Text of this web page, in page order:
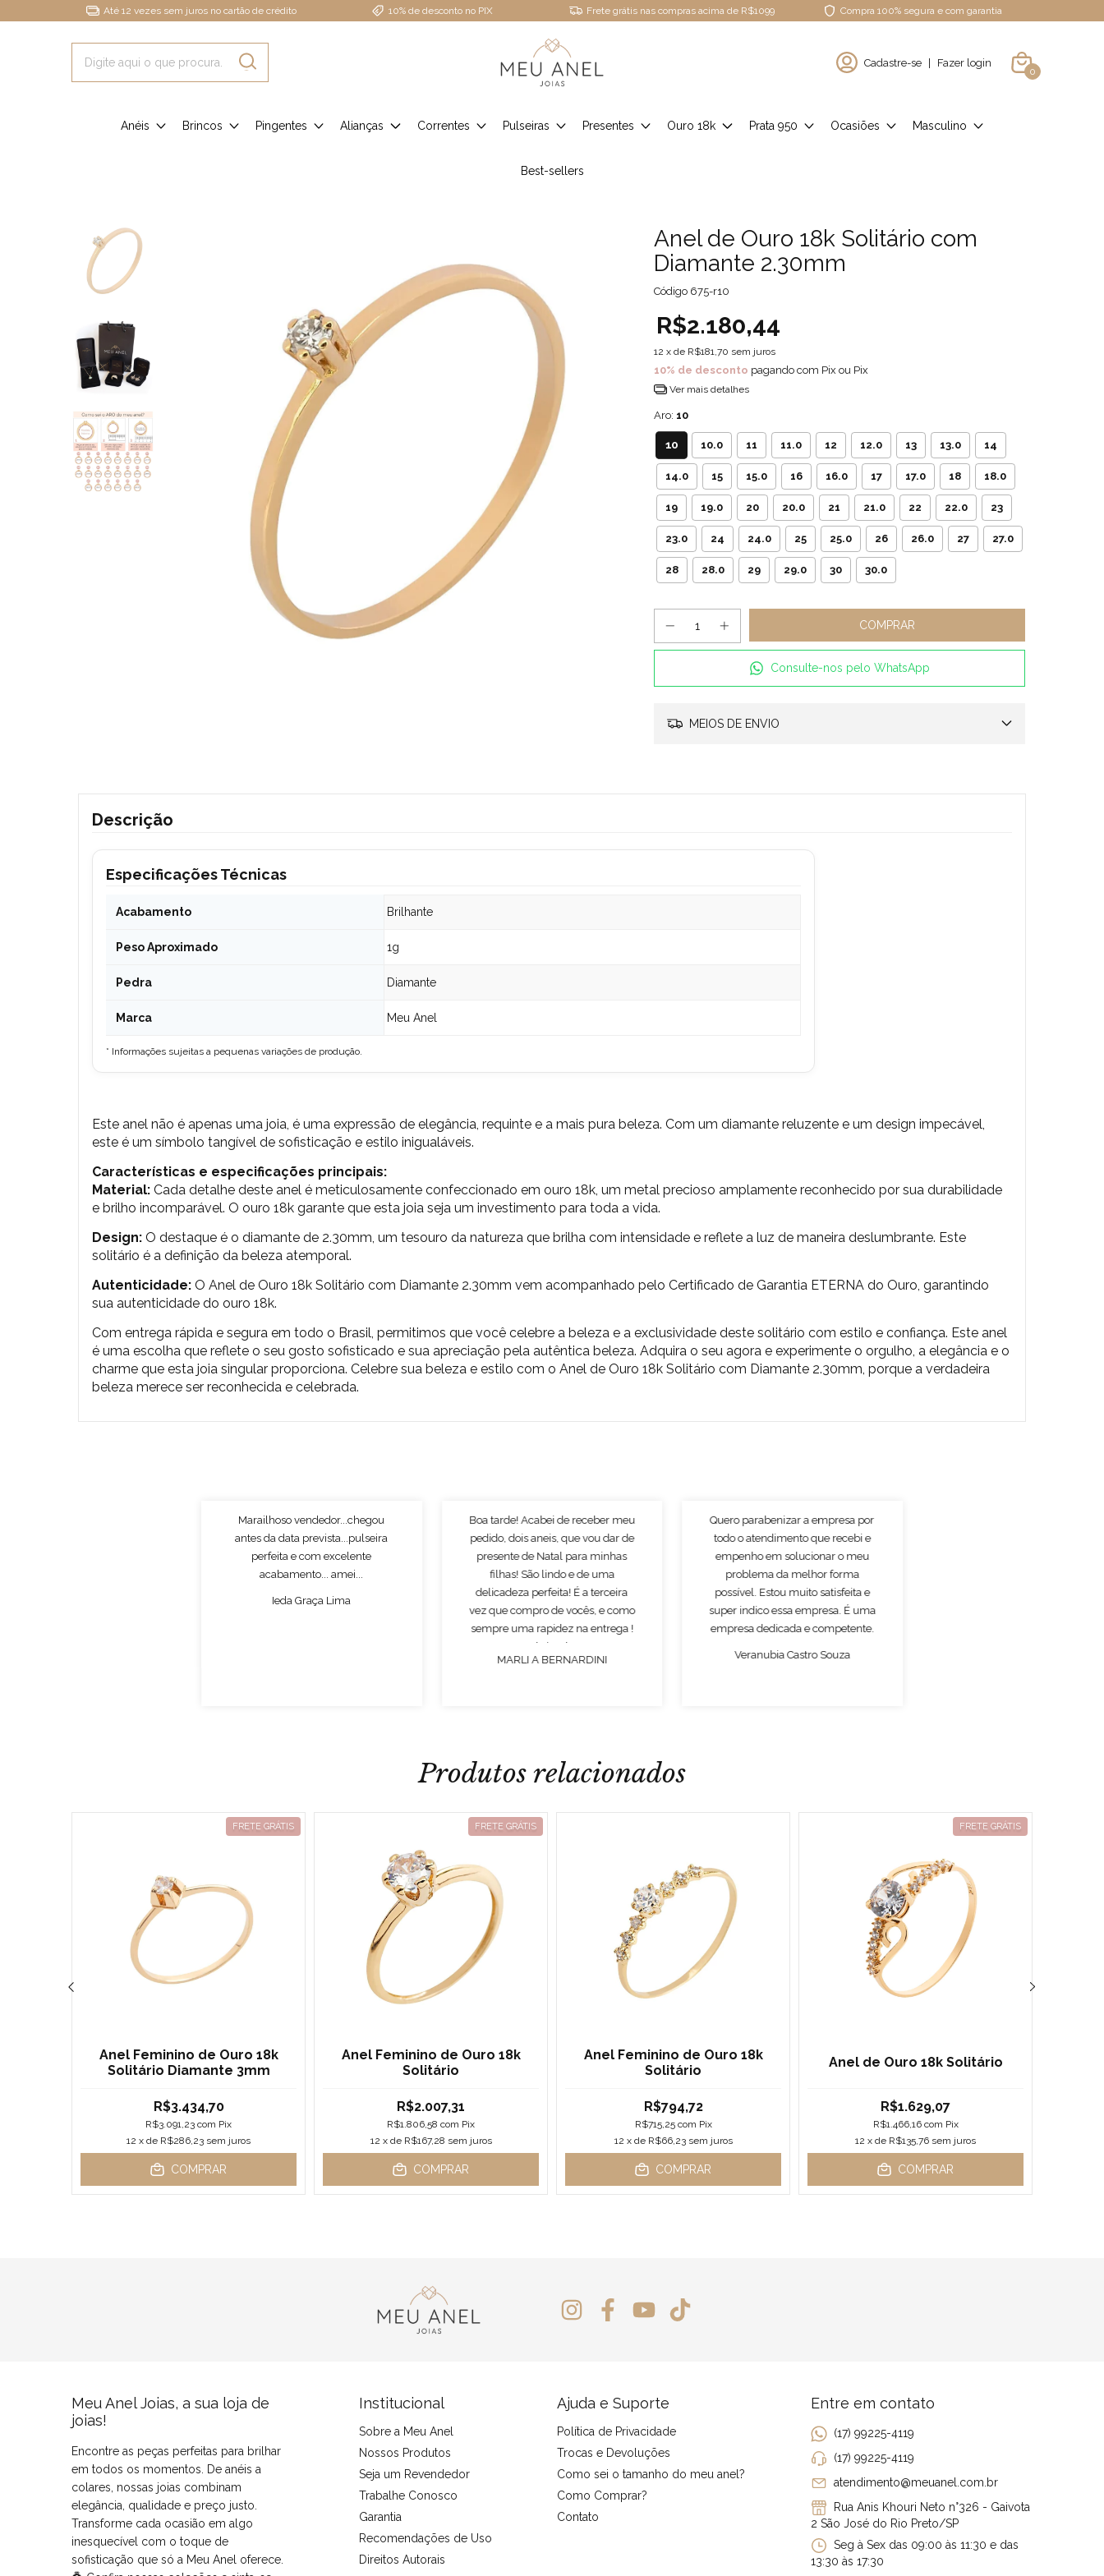
Até 12 vezes sem juros no cartão de crédito 10% de desconto no PIX Frete grátis nas compras acima de R$1099 Compra 100% segura e com garantia
Cadastre-se | Fazer login
0
Anéis Brincos Pingentes Alianças Correntes Pulseiras Presentes Ouro 18k Prata 950 Ocasiões Masculino
Best-sellers
Anel de Ouro 18k Solitário com
Diamante 2.30mm
Código 675-r10
R$2.180,44
12 x de R$181,70 sem juros
10% de desconto pagando com Pix ou Pix
Ver mais detalhes
Aro: 10
10 10.0 11 11.0 12 12.0 13 13.0 14
14.0 15 15.0 16 16.0 17 17.0 18 18.0
19 19.0 20 20.0 21 21.0 22 22.0 23
23.0 24 24.0 25 25.0 26 26.0 27 27.0
28 28.0 29 29.0 30 30.0
Consulte-nos pelo WhatsApp
MEIOS DE ENVIO
Descrição
Especificações Técnicas
Acabamento Brilhante
Peso Aproximado 1g
Pedra Diamante
Marca Meu Anel
* Informações sujeitas a pequenas variações de produção.
Este anel não é apenas uma joia, é uma expressão de elegância, requinte e a mais pura beleza. Com um diamante reluzente e um design impecável,
este é um símbolo tangível de sofisticação e estilo inigualáveis.
Características e especificações principais:
Material: Cada detalhe deste anel é meticulosamente confeccionado em ouro 18k, um metal precioso amplamente reconhecido por sua durabilidade
e brilho incomparável. O ouro 18k garante que esta joia seja um investimento para toda a vida.
Design: O destaque é o diamante de 2.30mm, um tesouro da natureza que brilha com intensidade e reflete a luz de maneira deslumbrante. Este
solitário é a definição da beleza atemporal.
Autenticidade: O Anel de Ouro 18k Solitário com Diamante 2.30mm vem acompanhado pelo Certificado de Garantia ETERNA do Ouro, garantindo
sua autenticidade do ouro 18k.
Com entrega rápida e segura em todo o Brasil, permitimos que você celebre a beleza e a exclusividade deste solitário com estilo e confiança. Este anel
é uma escolha que reflete o seu gosto sofisticado e sua apreciação pela autêntica beleza. Adquira o seu agora e experimente o orgulho, a elegância e o
charme que esta joia singular proporciona. Celebre sua beleza e estilo com o Anel de Ouro 18k Solitário com Diamante 2.30mm, porque a verdadeira
beleza merece ser reconhecida e celebrada.
Marailhoso vendedor...chegou
antes da data prevista...pulseira
perfeita e com excelente
acabamento... amei...
Ieda Graça Lima
Boa tarde! Acabei de receber meu
pedido, dois aneis, que vou dar de
presente de Natal para minhas
filhas! São lindo e de uma
delicadeza perfeita! É a terceira
vez que compro de vocês, e como
sempre uma rapidez na entrega !
Obrigado!
MARLI A BERNARDINI
Quero parabenizar a empresa por
todo o atendimento que recebi e
empenho em solucionar o meu
problema da melhor forma
possível. Estou muito satisfeita e
super indico essa empresa. É uma
empresa dedicada e competente.
Veranubia Castro Souza
Produtos relacionados
FRETE GRÁTIS
Anel Feminino de Ouro 18k
Solitário Diamante 3mm
R$3.434,70
R$3.091,23 com Pix
12 x de R$286,23 sem juros
COMPRAR
FRETE GRÁTIS
Anel Feminino de Ouro 18k
Solitário
R$2.007,31
R$1.806,58 com Pix
12 x de R$167,28 sem juros
COMPRAR
Anel Feminino de Ouro 18k
Solitário
R$794,72
R$715,25 com Pix
12 x de R$66,23 sem juros
COMPRAR
FRETE GRÁTIS
Anel de Ouro 18k Solitário
R$1.629,07
R$1.466,16 com Pix
12 x de R$135,76 sem juros
COMPRAR
Meu Anel Joias, a sua loja de
joias!
Encontre as peças perfeitas para brilhar
em todos os momentos. De anéis a
colares, nossas joias combinam
elegância, qualidade e preço justo.
Transforme cada ocasião em algo
inesquecível com o toque de
sofisticação que só a Meu Anel oferece.
Institucional
Sobre a Meu Anel
Nossos Produtos
Seja um Revendedor
Trabalhe Conosco
Garantia
Recomendações de Uso
Direitos Autorais
Ajuda e Suporte
Política de Privacidade
Trocas e Devoluções
Como sei o tamanho do meu anel?
Como Comprar?
Contato
Entre em contato
(17) 99225-4119
(17) 99225-4119
atendimento@meuanel.com.br
Rua Anis Khouri Neto n°326 - Gaivota
2 São José do Rio Preto/SP
Seg à Sex das 09:00 às 11:30 e das
13:30 às 17:30